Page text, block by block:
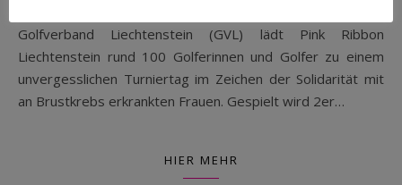
Golfverband Liechtenstein (GVL) lädt Pink Ribbon
Liechtenstein rund 100 Golferinnen und Golfer zu einem
unvergesslichen Turniertag im Zeichen der Solidarität mit
an Brustkrebs erkrankten Frauen. Gespielt wird 2er…
HIER MEHR